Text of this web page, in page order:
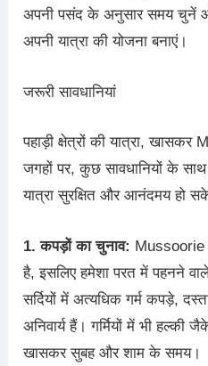
अपनी पसंद के अनुसार समय चुनें
अपनी यात्रा की योजना बनाएं।
जरूरी सावधानियां
पहाड़ी क्षेत्रों की यात्रा,
जगहों पर, कुछ सावधानियों के
यात्रा सुरक्षित और आनंदमय हो
1. कपड़ों का चुनाव: Mussoorie
है, इसलिए हमेशा परत में पहनने
सर्दियों में अत्यधिक गर्म कपड़े,
अनिवार्य हैं। गर्मियों में भी
खासकर सुबह और शाम के समय।